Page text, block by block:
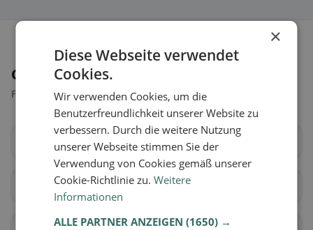
Orte in der Nähe
Finde den passenden Ort für deine Restaurantsuche.
Cham
Hünenberg Menzingen
×
Diese Webseite verwendet
Cookies.
Wir verwenden Cookies, um die
Benutzerfreundlichkeit unserer Website zu
verbessern. Durch die weitere Nutzung
unserer Webseite stimmen Sie der
Verwendung von Cookies gemäß unserer
Cookie-Richtlinie zu.Weitere
Informationen
ALLE PARTNER ANZEIGEN(1650) →